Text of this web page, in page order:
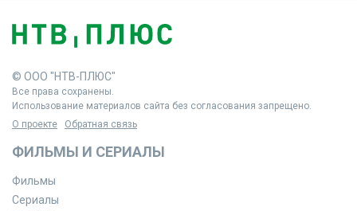
© ООО "НТВ-ПЛЮС"
Все права сохранены.
Использование материалов сайта без согласования запрещено.
О проекте
Обратная связь
ФИЛЬМЫ И СЕРИАЛЫ
Фильмы
Сериалы